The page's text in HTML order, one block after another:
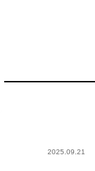
2025.09.21